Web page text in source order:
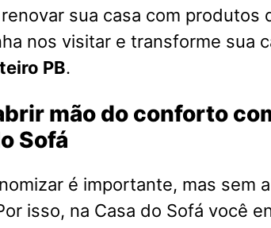
sua casa com produtos
nos visitar e transforme sua
PB.
mão do conforto
Sofá
é importante, mas sem
isso, na Casa do Sofá você